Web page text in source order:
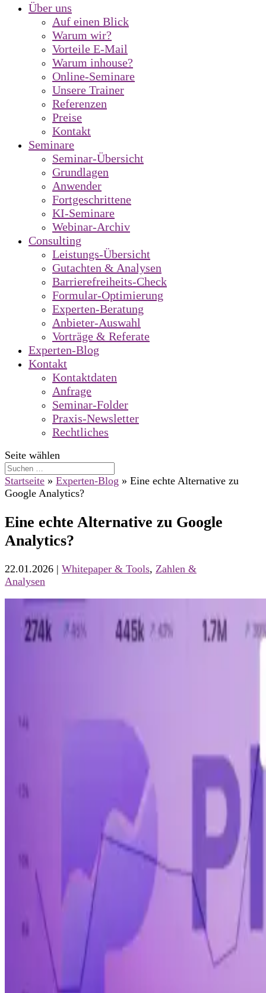
Über uns
Auf einen Blick
Warum wir?
Vorteile E-Mail
Warum inhouse?
Online-Seminare
Unsere Trainer
Referenzen
Preise
Kontakt
Seminare
Seminar-Übersicht
Grundlagen
Anwender
Fortgeschrittene
KI-Seminare
Webinar-Archiv
Consulting
Leistungs-Übersicht
Gutachten & Analysen
Barrierefreiheits-Check
Formular-Optimierung
Experten-Beratung
Anbieter-Auswahl
Vorträge & Referate
Experten-Blog
Kontakt
Kontaktdaten
Anfrage
Seminar-Folder
Praxis-Newsletter
Rechtliches
Seite wählen
Startseite » Experten-Blog » Eine echte Alternative zu
Google Analytics?
Eine echte Alternative zu Google
Analytics?
22.01.2026 | Whitepaper & Tools, Zahlen &
Analysen